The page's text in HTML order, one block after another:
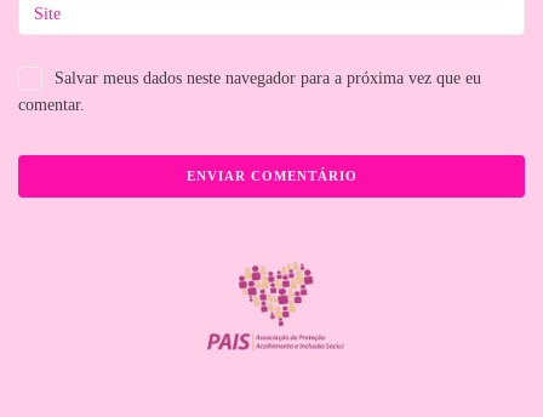
Salvar meus dados neste navegador para a próxima vez que eu
comentar.